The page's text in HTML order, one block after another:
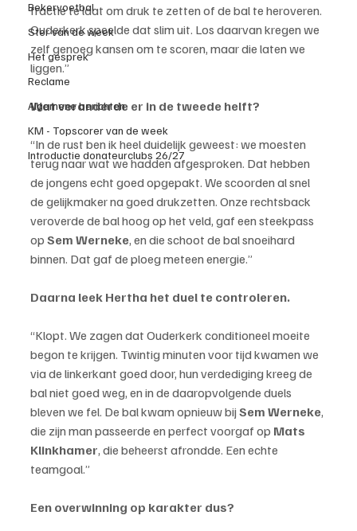
Bekervoetbal
Ster van de week
Het gesprek
Reclame
Algemene berichten
KM - Topscorer van de week
Introductie donateurclubs 26/27
fractie te laat om druk te zetten of de bal te heroveren.
Ouderkerk speelde dat slim uit. Los daarvan kregen we
zelf genoeg kansen om te scoren, maar die laten we
liggen.”
Wat veranderde er in de tweede helft?
“In de rust ben ik heel duidelijk geweest: we moesten
terug naar wat we hadden afgesproken. Dat hebben
de jongens echt goed opgepakt. We scoorden al snel
de gelijkmaker na goed drukzetten. Onze rechtsback
veroverde de bal hoog op het veld, gaf een steekpass
op Sem Werneke, en die schoot de bal snoeihard
binnen. Dat gaf de ploeg meteen energie.”
Daarna leek Hertha het duel te controleren.
“Klopt. We zagen dat Ouderkerk conditioneel moeite
begon te krijgen. Twintig minuten voor tijd kwamen we
via de linkerkant goed door, hun verdediging kreeg de
bal niet goed weg, en in de daaropvolgende duels
bleven we fel. De bal kwam opnieuw bij Sem Werneke,
die zijn man passeerde en perfect voorgaf op Mats
Klinkhamer, die beheerst afrondde. Een echte
teamgoal.”
Een overwinning op karakter dus?